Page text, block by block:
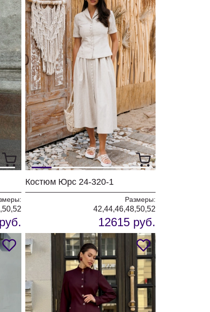
Костюм Юрс 24-320-1
Размеры:
42,44,46,48,50,52
12615 руб.